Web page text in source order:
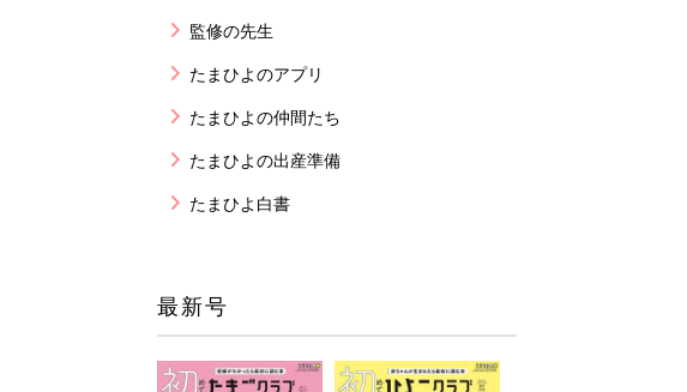
監修の先生
たまひよのアプリ
たまひよの仲間たち
たまひよの出産準備
たまひよ白書
最新号